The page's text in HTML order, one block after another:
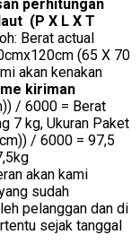
perhitungan
(P X L X T
Berat actual
(65 X 70
akan kenakan
kiriman
/ 6000 = Berat
7 kg, Ukuran Paket
/ 6000 = 97,5
akan kami
sudah
pelanggan dan di
sejak tanggal